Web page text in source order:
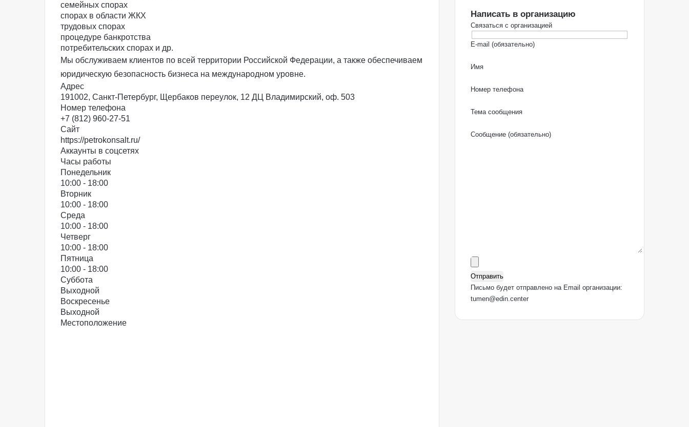
семейных спорах
спорах в области ЖКХ
трудовых спорах
процедуре банкротства
потребительских спорах и др.
Мы обслуживаем клиентов по всей территории Российской Федерации, а также обеспечиваем
юридическую безопасность бизнеса на международном уровне.
Адрес
191002, Санкт-Петербург, Щербаков переулок, 12 ДЦ Владимирский, оф. 503
Номер телефона
+7 (812) 960-27-51
Сайт
https://petrokonsalt.ru/
Аккаунты в соцсетях
Часы работы
Понедельник
10:00 - 18:00
Вторник
10:00 - 18:00
Среда
10:00 - 18:00
Четверг
10:00 - 18:00
Пятница
10:00 - 18:00
Суббота
Выходной
Воскресенье
Выходной
Местоположение
Написать в организацию
Связаться с организацией
E-mail (обязательно)
Имя
Номер телефона
Тема сообщения
Сообщение (обязательно)
Письмо будет отправлено на Email организации:
tumen@edin.center